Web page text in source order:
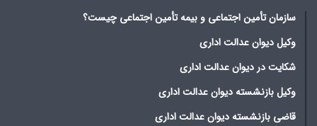
سازمان تأمین اجتماعی و بیمه تأمین اجتماعی چیست؟
وکیل دیوان عدالت اداری
شکایت در دیوان عدالت اداری
وکیل بازنشسته دیوان عدالت اداری
قاضی بازنشسته دیوان عدالت اداری